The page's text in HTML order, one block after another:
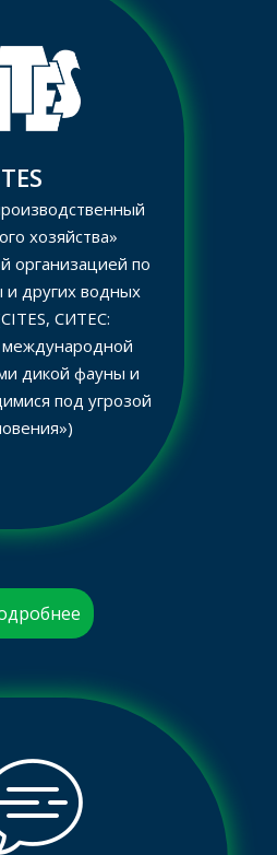
хозяйства»
организацией по
других водных
СИТЕС:
дикой фауны и
под угрозой